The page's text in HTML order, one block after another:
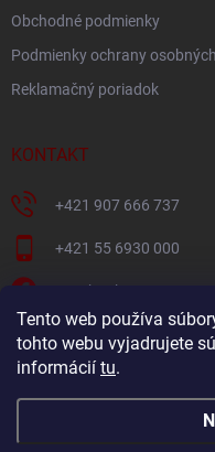
Tento web používa
tohto webu vyjadrujete
informácií tu.
Obchodné podmienky
Podmienky ochrany
Reklamačný poriadok
KONTAKT
+421 907 666 737
+421 55 6930 000
Facebook
+421907666737
Navštívte náš YouTube